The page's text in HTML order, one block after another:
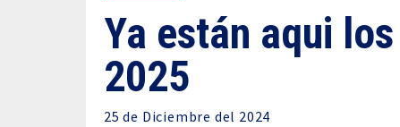
Ya están aqui
2025
25 de Diciembre del 2024